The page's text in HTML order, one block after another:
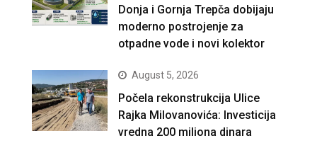
Donja i Gornja Trepča dobijaju
moderno postrojenje za
otpadne vode i novi kolektor
August 5, 2026
Počela rekonstrukcija Ulice
Rajka Milovanovića: Investicija
vredna 200 miliona dinara